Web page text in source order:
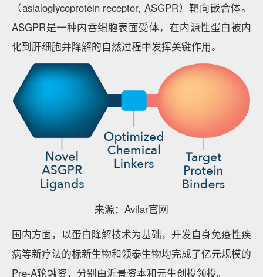
（asialoglycoprotein receptor, ASGPR）靶向嵌合体。
ASGPR是一种内吞细胞表面受体，在内源性蛋白被内
化到肝细胞并降解的自然过程中发挥关键作用。
来源：Avilar官网
国内方面，以蛋白降解技术为基础，开发自身免疫性疾
病等新疗法的标新生物和领泰生物均完成了亿元规模的
Pre-A轮融资，分别由沂景资本和元生创投领投。